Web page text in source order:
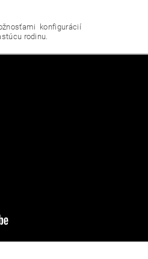
konfigurácií
rodinu.